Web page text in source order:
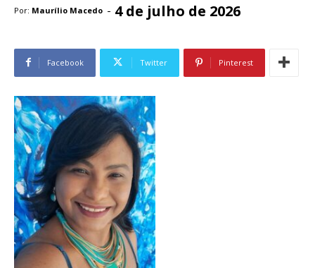
Por: Maurílio Macedo - 4 de julho de 2026
Facebook Twitter Pinterest